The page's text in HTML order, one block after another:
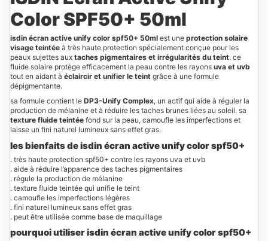
Color SPF50+ 50ml
isdin écran active unify color spf50+ 50ml est une protection solaire
visage teintée à très haute protection spécialement conçue pour les
peaux sujettes aux taches pigmentaires et irrégularités du teint. ce
fluide solaire protège efficacement la peau contre les rayons uva et uvb
tout en aidant à éclaircir et unifier le teint grâce à une formule
dépigmentante.
sa formule contient le DP3-Unify Complex, un actif qui aide à réguler la
production de mélanine et à réduire les taches brunes liées au soleil. sa
texture fluide teintée fond sur la peau, camoufle les imperfections et
laisse un fini naturel lumineux sans effet gras.
les bienfaits de isdin écran active unify color spf50+
. très haute protection spf50+ contre les rayons uva et uvb
. aide à réduire l’apparence des taches pigmentaires
. régule la production de mélanine
. texture fluide teintée qui unifie le teint
. camoufle les imperfections légères
. fini naturel lumineux sans effet gras
. peut être utilisée comme base de maquillage
pourquoi utiliser isdin écran active unify color spf50+